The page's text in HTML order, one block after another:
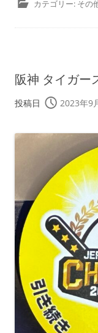
カテゴリー: その
阪神 タイガー
投稿日 2023年9